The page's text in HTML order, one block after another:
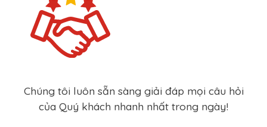
Chúng tôi luôn sẵn sàng giải đáp mọi câu hỏi
của Quý khách nhanh nhất trong ngày!